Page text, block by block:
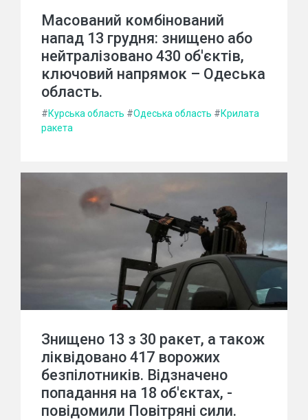
Масований комбінований
напад 13 грудня: знищено або
нейтралізовано 430 об'єктів,
ключовий напрямок – Одеська
область.
#Курська область #Одеська область #Крилата
ракета
Знищено 13 з 30 ракет, а також
ліквідовано 417 ворожих
безпілотників. Відзначено
попадання на 18 об'єктах, -
повідомили Повітряні сили.